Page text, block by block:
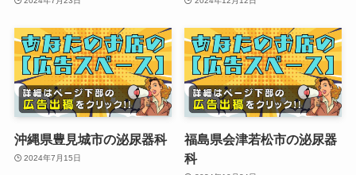
沖縄県豊見城市の泌尿器科
2024年7月15日
福島県会津若松市の泌尿器
科